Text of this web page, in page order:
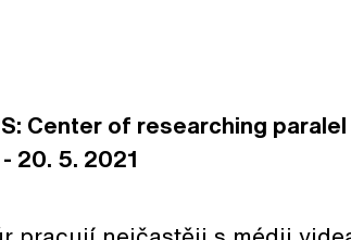
Center of researching
20. 5. 2021